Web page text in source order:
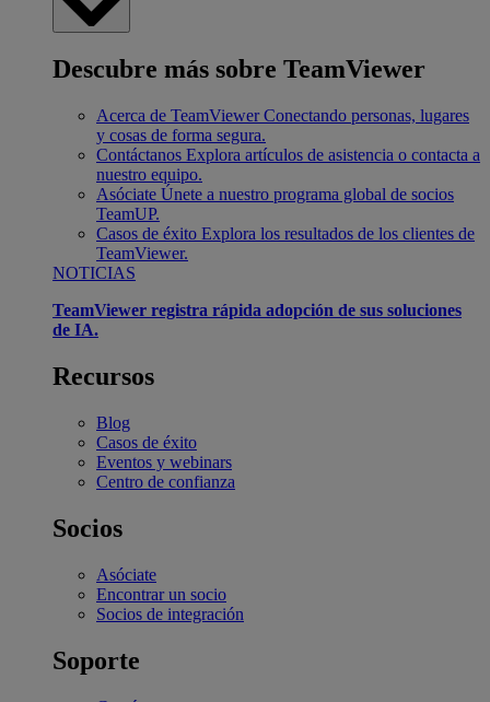
Descubre más sobre TeamViewer
Acerca de TeamViewer Conectando personas, lugares
y cosas de forma segura.
Contáctanos Explora artículos de asistencia o contacta a
nuestro equipo.
Asóciate Únete a nuestro programa global de socios
TeamUP.
Casos de éxito Explora los resultados de los clientes de
TeamViewer.
NOTICIAS
TeamViewer registra rápida adopción de sus soluciones
de IA.
Recursos
Blog
Casos de éxito
Eventos y webinars
Centro de confianza
Socios
Asóciate
Encontrar un socio
Socios de integración
Soporte